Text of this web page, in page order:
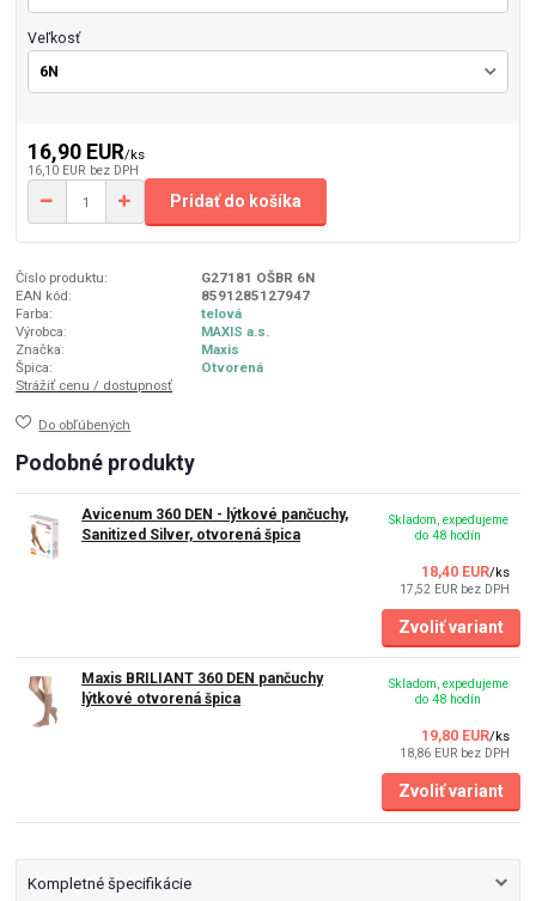
Veľkosť
16,90 EUR/ks
16,10 EUR bez DPH
Pridať do košíka
Číslo produktu:
G27181 OŠBR 6N
EAN kód:
8591285127947
Farba:
telová
Výrobca:
MAXIS a.s.
Značka:
Maxis
Špica:
Otvorená
Strážiť cenu / dostupnosť
Do obľúbených
Podobné produkty
Avicenum 360 DEN - lýtkové pančuchy,
Sanitized Silver, otvorená špica
18,40 EUR/ks
17,52 EUR bez DPH
Skladom, expedujeme
do 48 hodín
Zvoliť variant
Maxis BRILIANT 360 DEN pančuchy
lýtkové otvorená špica
19,80 EUR/ks
18,86 EUR bez DPH
Skladom, expedujeme
do 48 hodín
Zvoliť variant
Kompletné špecifikácie